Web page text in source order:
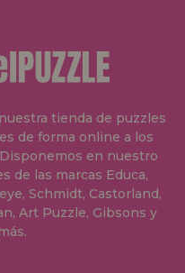
tienda de puzzles
de forma online a los
en nuestro
de las marcas Educa,
Schmidt, Castorland,
Art Puzzle, Gibsons y